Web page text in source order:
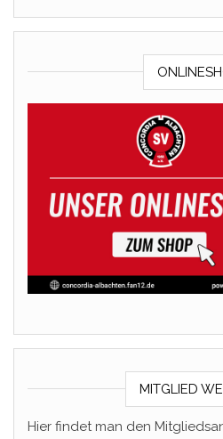
MITGLIED
Hier findet man den